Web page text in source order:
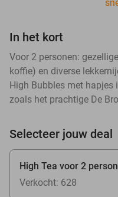
In het kort
Voor 2 personen:
koffie) en diverse
High Bubbles met hapjes
zoals het prachtige De
Selecteer jouw deal
High Tea voor 2
Verkocht: 628